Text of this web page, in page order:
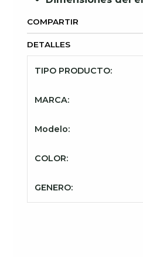
COMPARTIR
DETALLES
TIPO PRODUCTO:
MARCA:
Modelo:
COLOR:
GENERO: